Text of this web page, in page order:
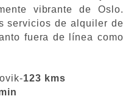
vibrante de Oslo.
servicios de alquiler de
fuera de línea como
123 kms